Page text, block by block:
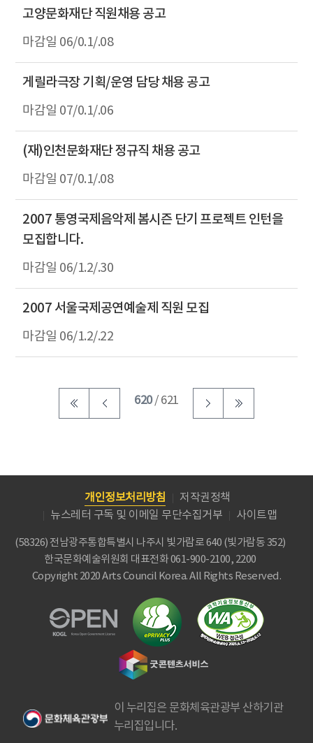
고양문화재단 직원채용 공고
06/0.1/.08
게릴라극장 기획/운영 담당 채용 공고
07/0.1/.06
(재)인천문화재단 정규직 채용 공고
07/0.1/.08
2007 통영국제음악제 봄시즌 단기 프로젝트 인턴을
모집합니다.
06/1.2/.30
2007 서울국제공연예술제 직원 모집
06/1.2/.22
620/ 621
개인정보처리방침
저작권정책
뉴스레터 구독 및 이메일 무단수집거부
사이트맵
(58326) 전남광주통합특별시 나주시 빛가람로 640 (빛가람동 352)
한국문화예술위원회 대표전화 061-900-2100, 2200
Copyright 2020 Arts Council Korea. All Rights Reserved.
이 누리집은 문화체육관광부 산하기관
누리집입니다.